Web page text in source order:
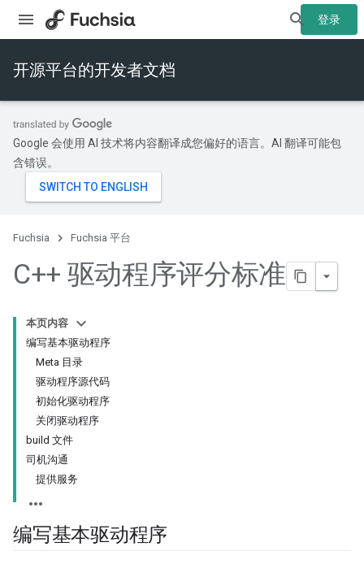
登录
开源平台的开发者文档
Google 会使用 AI 技术将内容翻译成您偏好的语言。AI 翻译可能包
含错误。
Fuchsia Fuchsia 平台
C++ 驱动程序评分标准
本页内容
编写基本驱动程序
Meta 目录
驱动程序源代码
初始化驱动程序
关闭驱动程序
build 文件
司机沟通
提供服务
编写基本驱动程序